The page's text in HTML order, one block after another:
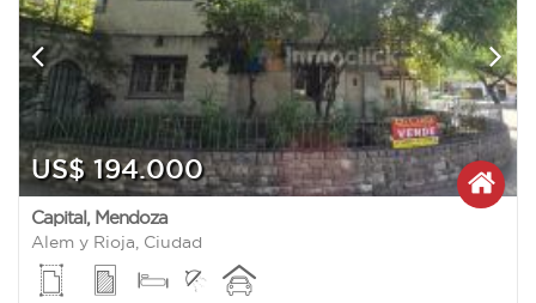
US$ 194.000
Capital, Mendoza
Alem y Rioja, Ciudad